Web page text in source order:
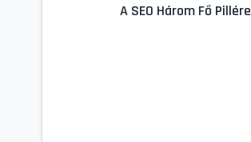
A SEO Három Fő Pillére